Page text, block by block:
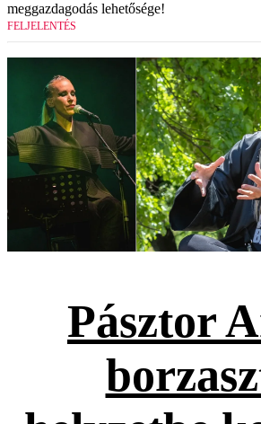
meggazdagodás lehetősége!
FELJELENTÉS
Pásztor